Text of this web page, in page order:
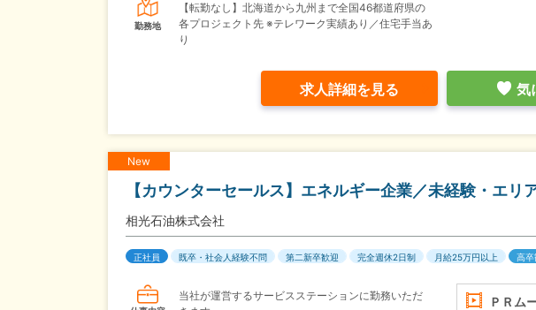
勤務地
【転勤なし】北海道から九州まで全国46都道府県の
各プロジェクト先 ※テレワーク実績あり／住宅手当あ
り
求人詳細を見る 気
New
【カウンターセールス】エネルギー企業／未経験・エ
相光石油株式会社
正社員 既卒・社会人経験不問 第二新卒歓迎 完全週休2日制 月給25万円以上 高卒
ＰＲム
当社が運営するサービスステーションに勤務いただ